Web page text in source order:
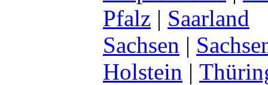
Pfalz | Saarland
Sachsen |
Holstein |